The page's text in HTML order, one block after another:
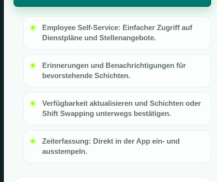
Employee Self-Service: Einfacher Zugriff auf
Dienstpläne und Stellenangebote.
Erinnerungen und Benachrichtigungen für
bevorstehende Schichten.
Verfügbarkeit aktualisieren und Schichten oder
Shift Swapping unterwegs bestätigen.
Zeiterfassung: Direkt in der App ein- und
ausstempeln.